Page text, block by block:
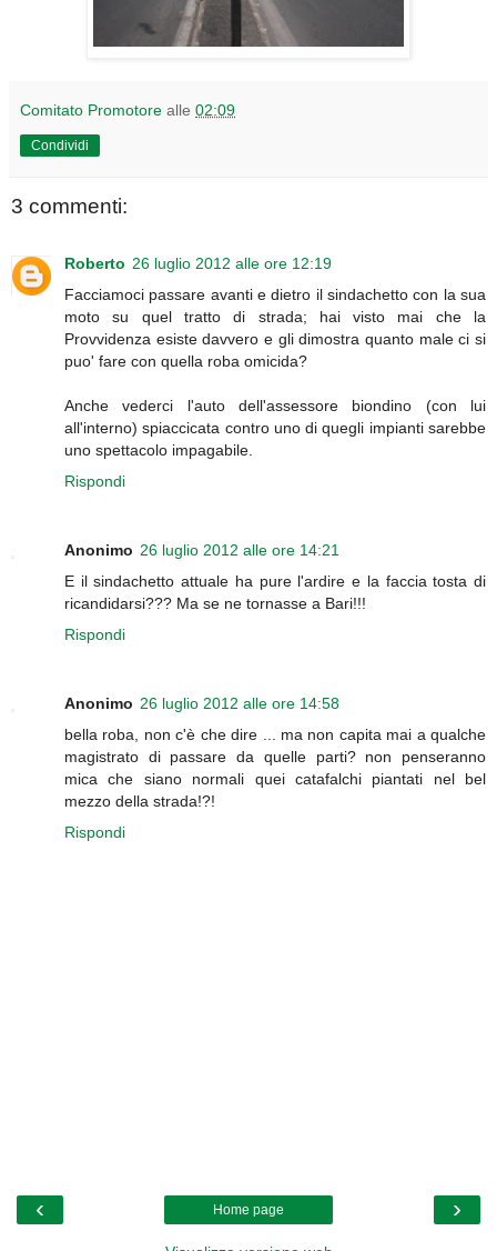
Comitato Promotore alle 02:09
Condividi
3 commenti:
Roberto 26 luglio 2012 alle ore 12:19
Facciamoci passare avanti e dietro il sindachetto con la sua
moto su quel tratto di strada; hai visto mai che la
Provvidenza esiste davvero e gli dimostra quanto male ci si
puo' fare con quella roba omicida?
Anche vederci l'auto dell'assessore biondino (con lui
all'interno) spiaccicata contro uno di quegli impianti sarebbe
uno spettacolo impagabile.
Rispondi
Anonimo 26 luglio 2012 alle ore 14:21
E il sindachetto attuale ha pure l'ardire e la faccia tosta di
ricandidarsi??? Ma se ne tornasse a Bari!!!
Rispondi
Anonimo 26 luglio 2012 alle ore 14:58
bella roba, non c'è che dire ... ma non capita mai a qualche
magistrato di passare da quelle parti? non penseranno
mica che siano normali quei catafalchi piantati nel bel
mezzo della strada!?!
Rispondi
‹ ›
Home page